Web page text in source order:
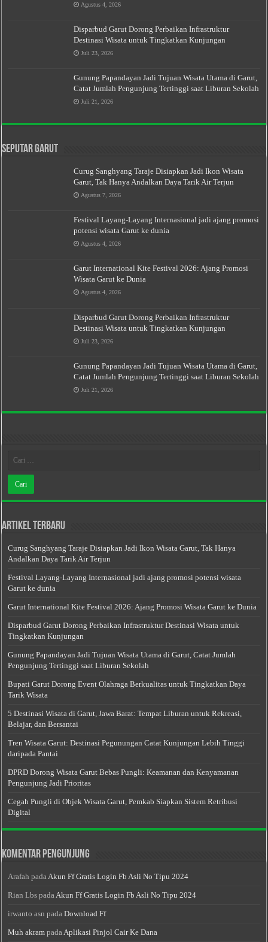
Agustus 4, 2026
Disparbud Garut Dorong Perbaikan Infrastruktur
Destinasi Wisata untuk Tingkatkan Kunjungan
Juli 23, 2026
Gunung Papandayan Jadi Tujuan Wisata Utama di Garut,
Catat Jumlah Pengunjung Tertinggi saat Liburan Sekolah
Juli 21, 2026
Seputar Garut
Curug Sanghyang Taraje Disiapkan Jadi Ikon Wisata
Garut, Tak Hanya Andalkan Daya Tarik Air Terjun
Agustus 7, 2026
Festival Layang-Layang Internasional jadi ajang promosi
potensi wisata Garut ke dunia
Agustus 4, 2026
Garut International Kite Festival 2026: Ajang Promosi
Wisata Garut ke Dunia
Agustus 4, 2026
Disparbud Garut Dorong Perbaikan Infrastruktur
Destinasi Wisata untuk Tingkatkan Kunjungan
Juli 23, 2026
Gunung Papandayan Jadi Tujuan Wisata Utama di Garut,
Catat Jumlah Pengunjung Tertinggi saat Liburan Sekolah
Juli 21, 2026
Artikel Terbaru
Curug Sanghyang Taraje Disiapkan Jadi Ikon Wisata Garut, Tak Hanya
Andalkan Daya Tarik Air Terjun
Festival Layang-Layang Internasional jadi ajang promosi potensi wisata
Garut ke dunia
Garut International Kite Festival 2026: Ajang Promosi Wisata Garut ke Dunia
Disparbud Garut Dorong Perbaikan Infrastruktur Destinasi Wisata untuk
Tingkatkan Kunjungan
Gunung Papandayan Jadi Tujuan Wisata Utama di Garut, Catat Jumlah
Pengunjung Tertinggi saat Liburan Sekolah
Bupati Garut Dorong Event Olahraga Berkualitas untuk Tingkatkan Daya
Tarik Wisata
5 Destinasi Wisata di Garut, Jawa Barat: Tempat Liburan untuk Rekreasi,
Belajar, dan Bersantai
Tren Wisata Garut: Destinasi Pegunungan Catat Kunjungan Lebih Tinggi
daripada Pantai
DPRD Dorong Wisata Garut Bebas Pungli: Keamanan dan Kenyamanan
Pengunjung Jadi Prioritas
Cegah Pungli di Objek Wisata Garut, Pemkab Siapkan Sistem Retribusi
Digital
Komentar Pengunjung
Arafah pada Akun Ff Gratis Login Fb Asli No Tipu 2024
Rian Lbs pada Akun Ff Gratis Login Fb Asli No Tipu 2024
irwanto asn padaDownload Ff
Muh akram pada Aplikasi Pinjol Cair Ke Dana